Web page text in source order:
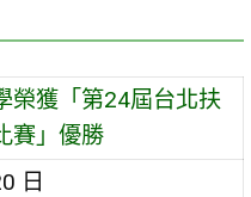
榮獲「第24屆台北扶
賽」優勝
日